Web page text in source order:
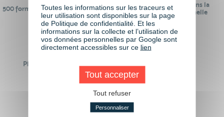
500 formations pour se préparer au
monde de demain
24 ans d'expérience dans la
formation professionnelle
Plus de 50 formations
Des intervenants
Toutes les informations sur les traceurs et
leur utilisation sont disponibles sur la page
de Politique de confidentialité. Et les
informations sur la collecte et l’utilisation de
vos données personnelles par Google sont
directement accessibles sur ce lien
Tout accepter
Tout refuser
Personnaliser